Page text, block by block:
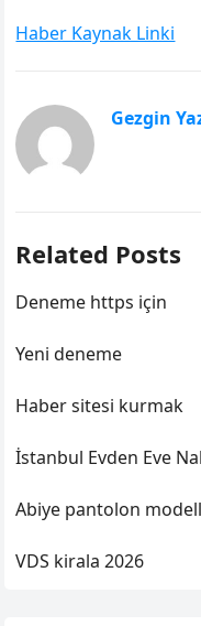
Haber Kaynak Linki
Gezgin
Related Posts
Deneme https için
Yeni deneme
Haber sitesi kurmak
İstanbul Evden Eve
Abiye pantolon
VDS kirala 2026